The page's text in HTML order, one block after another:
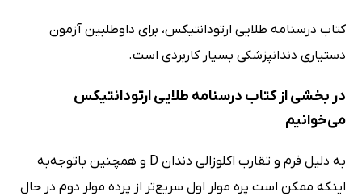
کتاب درسنامه طلایی ارتودانتیکس، برای داوطلبین آزمون
دستیاری دندانپزشکی بسیار کاربردی است.
در بخشی از کتاب درسنامه طلایی ارتودانتیکس
می‌خوانیم
به دلیل فرم و تقارب اکلوزالی دندان D و همچنین باتوجه‌به
اینکه ممکن است پره مولر اول سریع‌تر از پرده مولر دوم در حال